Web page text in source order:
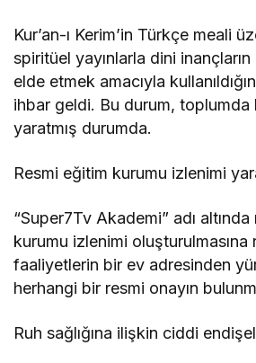
Kur’an-ı Kerim’in Türkçe meali
spiritüel yayınlarla dini
elde etmek amacıyla
ihbar geldi. Bu durum, toplumda
yaratmış durumda.
Resmi eğitim kurumu izlenimi
“Super7Tv Akademi” adı
kurumu izlenimi oluşturulmasına
faaliyetlerin bir ev adresinden
herhangi bir resmi onayın
Ruh sağlığına ilişkin ciddi